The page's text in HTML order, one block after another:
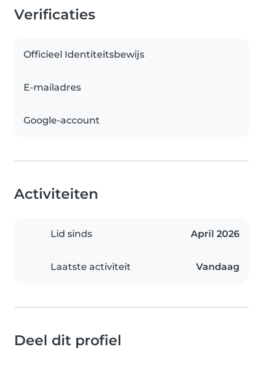
Verificaties
Officieel Identiteitsbewijs
E-mailadres
Google-account
Activiteiten
Lid sinds April 2026
Laatste activiteit Vandaag
Deel dit profiel